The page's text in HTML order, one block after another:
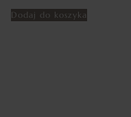
Dodaj do koszyka